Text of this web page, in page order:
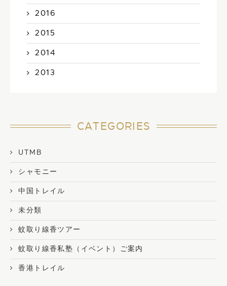
2016
2015
2014
2013
CATEGORIES
UTMB
シャモニー
中国トレイル
未分類
蚊取り線香ツアー
蚊取り線香私塾（イベント）ご案内
香港トレイル